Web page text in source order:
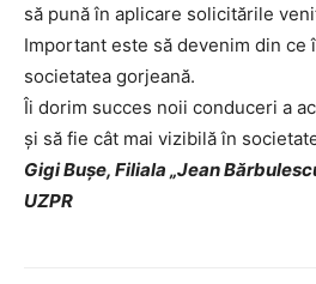
să pună în aplicare solicitările
Important este să devenim din ce
societatea gorjeană.
Îi dorim succes noii conduceri a
și să fie cât mai vizibilă în
Gigi Bușe, Filiala „Jean
UZPR